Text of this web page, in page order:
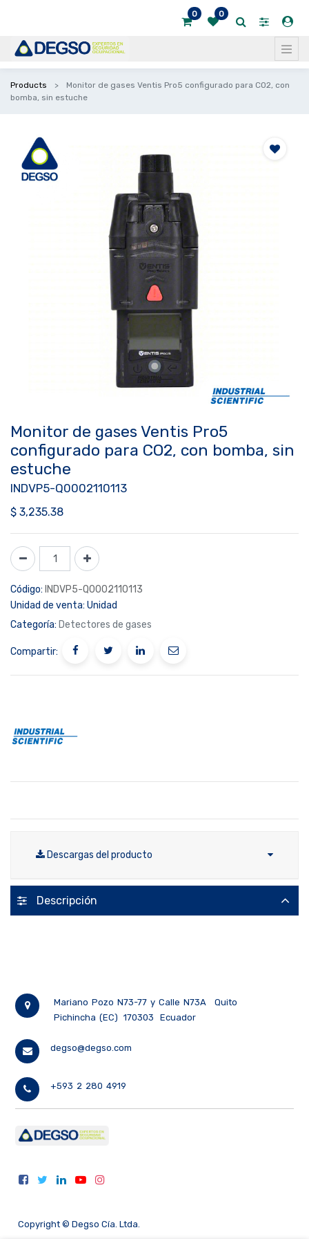
0 0
Products
Monitor de gases Ventis Pro5 configurado para CO2, con
bomba, sin estuche
Monitor de gases Ventis Pro5
configurado para CO2, con bomba, sin
estuche
INDVP5-Q0002110113
$ 3,235.38
Código: INDVP5-Q0002110113
Unidad de venta: Unidad
Categoría: Detectores de gases
Compartir:
Descargas del producto
Descripción
Mariano Pozo N73-77 y Calle N73A
Quito
Pichincha (EC)
170303 Ecuador
degso@degso.com
+593 2 280 4919
Copyright © Degso Cía. Ltda.